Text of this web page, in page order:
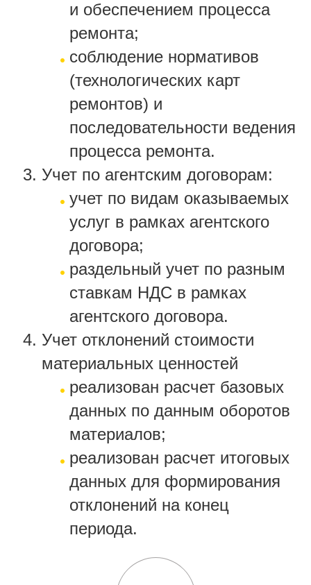
и обеспечением процесса
ремонта;
соблюдение нормативов
(технологических карт
ремонтов) и
последовательности ведения
процесса ремонта.
Учет по агентским договорам:
учет по видам оказываемых
услуг в рамках агентского
договора;
раздельный учет по разным
ставкам НДС в рамках
агентского договора.
Учет отклонений стоимости
материальных ценностей
реализован расчет базовых
данных по данным оборотов
материалов;
реализован расчет итоговых
данных для формирования
отклонений на конец
периода.